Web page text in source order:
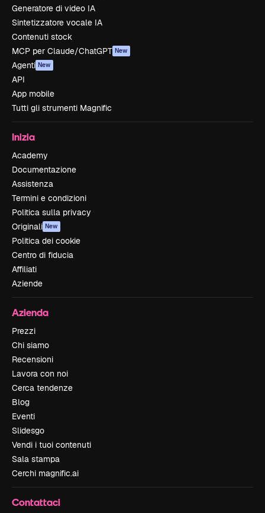
Generatore di video IA
Sintetizzatore vocale IA
Contenuti stock
MCP per Claude/ChatGPT New
Agenti New
API
App mobile
Tutti gli strumenti Magnific
Inizia
Academy
Documentazione
Assistenza
Termini e condizioni
Politica sulla privacy
Originali New
Politica dei cookie
Centro di fiducia
Affiliati
Aziende
Azienda
Prezzi
Chi siamo
Recensioni
Lavora con noi
Cerca tendenze
Blog
Eventi
Slidesgo
Vendi i tuoi contenuti
Sala stampa
Cerchi magnific.ai
Contattaci